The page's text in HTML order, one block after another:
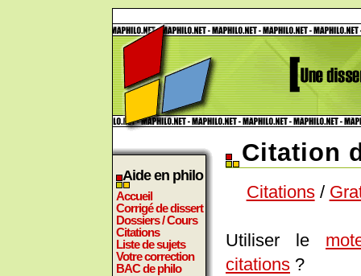
Aide en philo
Accueil
Corrigé de dissert
Dossiers / Cours
Citations
Liste de sujets
Votre correction
BAC de philo
Citation
Citations/
Utiliser le
citations ?